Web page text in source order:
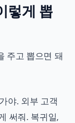
렇게 뽑
주고 뽑으면 돼
야. 외부 고객
써줘. 복귀일,